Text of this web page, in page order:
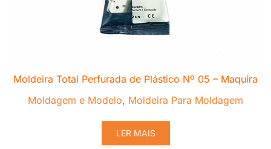
Moldeira Total Perfurada de Plástico Nº 05 – Maquira
Moldagem e Modelo, Moldeira Para Moldagem
LER MAIS